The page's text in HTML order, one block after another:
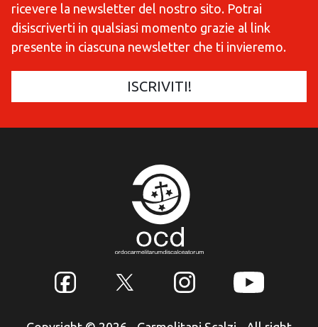
ricevere la newsletter del nostro sito. Potrai
disiscriverti in qualsiasi momento grazie al link
presente in ciascuna newsletter che ti invieremo.